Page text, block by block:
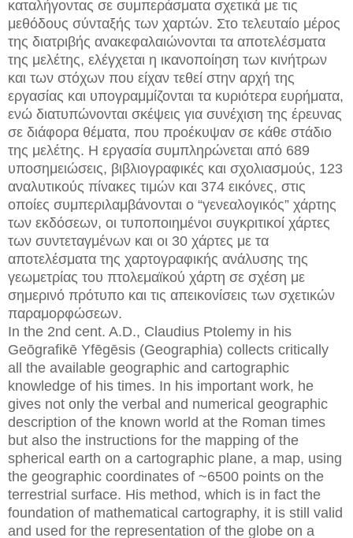
καταλήγοντας σε συμπεράσματα σχετικά με τις
μεθόδους σύνταξής των χαρτών. Στο τελευταίο μέρος
της διατριβής ανακεφαλαιώνονται τα αποτελέσματα
της μελέτης, ελέγχεται η ικανοποίηση των κινήτρων
και των στόχων που είχαν τεθεί στην αρχή της
εργασίας και υπογραμμίζονται τα κυριότερα ευρήματα,
ενώ διατυπώνονται σκέψεις για συνέχιση της έρευνας
σε διάφορα θέματα, που προέκυψαν σε κάθε στάδιο
της μελέτης. Η εργασία συμπληρώνεται από 689
υποσημειώσεις, βιβλιογραφικές και σχολιασμούς, 123
αναλυτικούς πίνακες τιμών και 374 εικόνες, στις
οποίες συμπεριλαμβάνονται ο “γενεαλογικός” χάρτης
των εκδόσεων, οι τυποποιημένοι συγκριτικοί χάρτες
των συντεταγμένων και οι 30 χάρτες με τα
αποτελέσματα της χαρτογραφικής ανάλυσης της
γεωμετρίας του πτολεμαϊκού χάρτη σε σχέση με
σημερινό πρότυπο και τις απεικονίσεις των σχετικών
παραμορφώσεων.
In the 2nd cent. A.D., Claudius Ptolemy in his
Geōgrafikē Yfēgēsis (Geographia) collects critically
all the available geographic and cartographic
knowledge of his times. In his important work, he
gives not only the verbal and numerical geographic
description of the known world at the Roman times
but also the instructions for the mapping of the
spherical earth on a cartographic plane, a map, using
the geographic coordinates of ~6500 points on the
terrestrial surface. His method, which is in fact the
foundation of mathematical cartography, it is still valid
and used for the representation of the globe on a